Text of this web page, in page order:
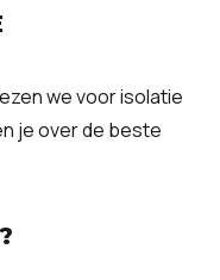
we voor isolatie
je over de beste